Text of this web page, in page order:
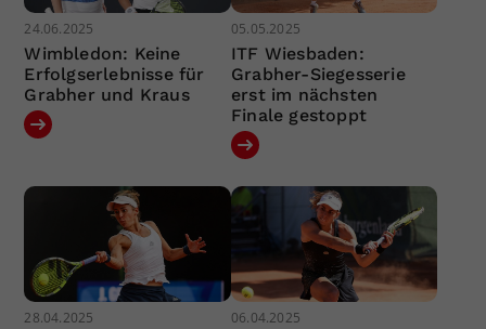
24.06.2025
Wimbledon: Keine
Erfolgserlebnisse für
Grabher und Kraus
05.05.2025
ITF Wiesbaden:
Grabher-Siegesserie
erst im nächsten
Finale gestoppt
28.04.2025 06.04.2025